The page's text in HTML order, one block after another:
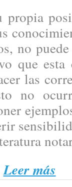
no
que
las
no
Leer más